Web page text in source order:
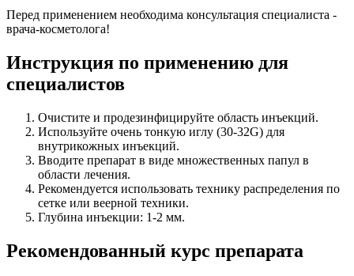
Перед применением необходима консультация специалиста -
врача-косметолога!
Инструкция по применению для
специалистов
Очистите и продезинфицируйте область инъекций.
Используйте очень тонкую иглу (30-32G) для
внутрикожных инъекций.
Вводите препарат в виде множественных папул в
области лечения.
Рекомендуется использовать технику распределения по
сетке или веерной техники.
Глубина инъекции: 1-2 мм.
Рекомендованный курс препарата